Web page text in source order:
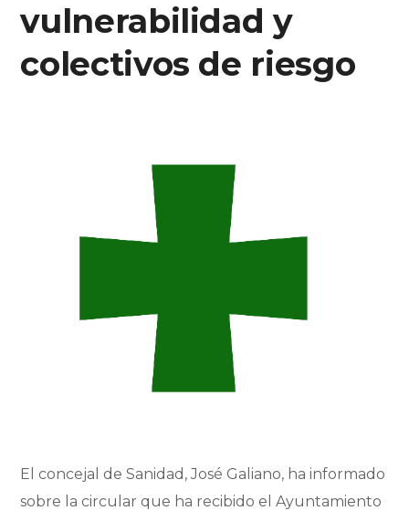
vulnerabilidad y
colectivos de riesgo
El concejal de Sanidad, José Galiano, ha informado
sobre la circular que ha recibido el Ayuntamiento